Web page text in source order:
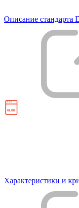
Описание стандарта
Характеристики и